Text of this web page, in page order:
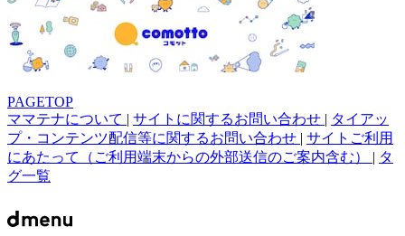
PAGETOP
ママテナについて | サイトに関するお問い合わせ | タイアッ
プ・コンテンツ配信等に関するお問い合わせ | サイトご利用
にあたって（ご利用端末からの外部送信のご案内含む） | タ
グ一覧